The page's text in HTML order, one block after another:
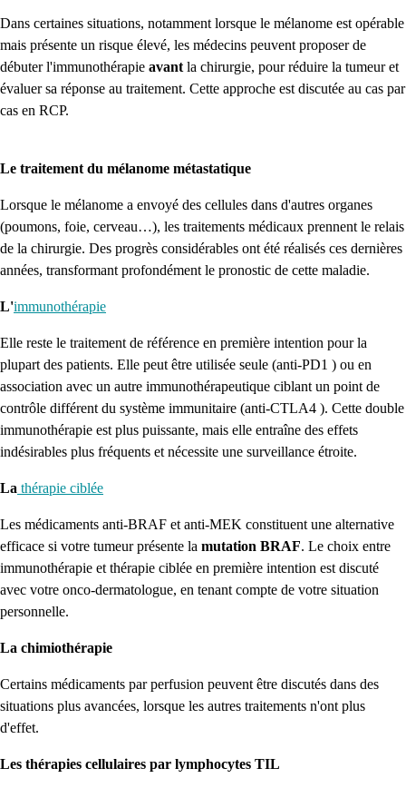
Dans certaines situations, notamment lorsque le mélanome est opérable
mais présente un risque élevé, les médecins peuvent proposer de
débuter l'immunothérapie avant la chirurgie, pour réduire la tumeur et
évaluer sa réponse au traitement. Cette approche est discutée au cas par
cas en RCP.
Le traitement du mélanome métastatique
Lorsque le mélanome a envoyé des cellules dans d'autres organes
(poumons, foie, cerveau…), les traitements médicaux prennent le relais
de la chirurgie. Des progrès considérables ont été réalisés ces dernières
années, transformant profondément le pronostic de cette maladie.
L'immunothérapie
Elle reste le traitement de référence en première intention pour la
plupart des patients. Elle peut être utilisée seule (anti-PD1 ) ou en
association avec un autre immunothérapeutique ciblant un point de
contrôle différent du système immunitaire (anti-CTLA4 ). Cette double
immunothérapie est plus puissante, mais elle entraîne des effets
indésirables plus fréquents et nécessite une surveillance étroite.
La thérapie ciblée
Les médicaments anti-BRAF et anti-MEK constituent une alternative
efficace si votre tumeur présente la mutation BRAF. Le choix entre
immunothérapie et thérapie ciblée en première intention est discuté
avec votre onco-dermatologue, en tenant compte de votre situation
personnelle.
La chimiothérapie
Certains médicaments par perfusion peuvent être discutés dans des
situations plus avancées, lorsque les autres traitements n'ont plus
d'effet.
Les thérapies cellulaires par lymphocytes TIL